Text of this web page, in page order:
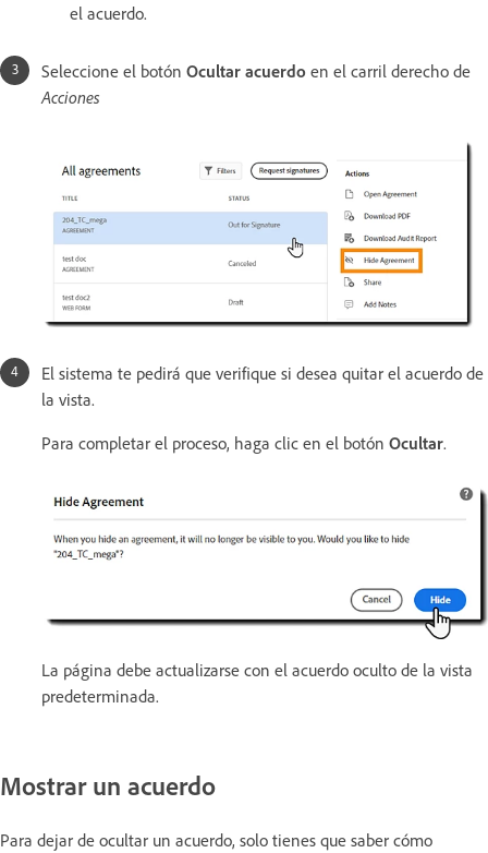
el acuerdo.
Seleccione el botón Ocultar acuerdo en el carril derecho de
Acciones
El sistema te pedirá que verifique si desea quitar el acuerdo de
la vista.
Para completar el proceso, haga clic en el botón Ocultar.
La página debe actualizarse con el acuerdo oculto de la vista
predeterminada.
Mostrar un acuerdo
Para dejar de ocultar un acuerdo, solo tienes que saber cómo